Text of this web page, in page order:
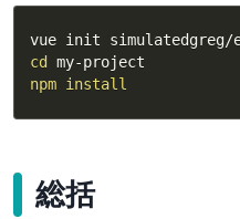
cd
npm install
総括